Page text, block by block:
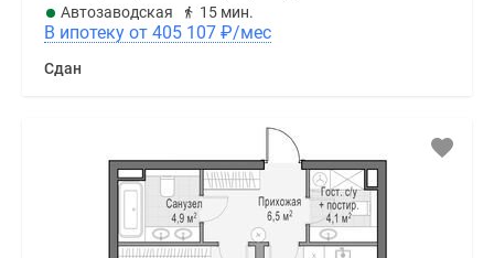
Автозаводская
15 мин.
В ипотеку от 405 107 ₽/мес
Сдан